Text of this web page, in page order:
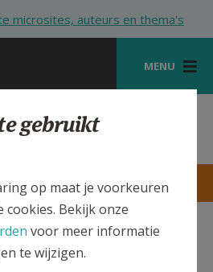
microsites, auteurs en thema's
MENU
CONTACTEN MEER
VRIJDAG 20 DECEMBER
gebruikt
op maat je voorkeuren
cookies. Bekijk onze
voor meer informatie
te wijzigen.